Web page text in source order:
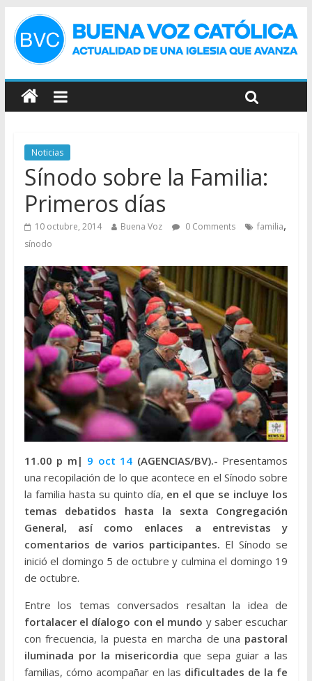
Noticias
Sínodo sobre la Familia:
Primeros días
10 octubre, 2014 Buena Voz 0 Comments familia,
sínodo
11.00 p m| 9 oct 14 (AGENCIAS/BV).- Presentamos
una recopilación de lo que acontece en el Sínodo sobre
la familia hasta su quinto día, en el que se incluye los
temas debatidos hasta la sexta Congregación
General, así como enlaces a entrevistas y
comentarios de varios participantes. El Sínodo se
inició el domingo 5 de octubre y culmina el domingo 19
de octubre.
Entre los temas conversados resaltan la idea de
fortalacer el díalogo con el mundo y saber escuchar
con frecuencia, la puesta en marcha de una pastoral
iluminada por la misericordia que sepa guiar a las
familias, cómo acompañar en las dificultades de la fe